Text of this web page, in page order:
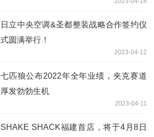
日立中央空调&圣都整装战略合作签约仪
式圆满举行！
2023-04-12
七匹狼公布2022年全年业绩，夹克赛道
厚发勃勃生机
2023-04-11
SHAKE SHACK福建首店，将于4月8日